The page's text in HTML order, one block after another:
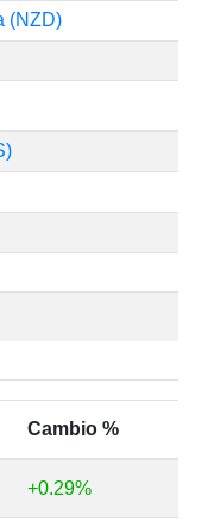
(NZD)
Cambio %
+0.29%